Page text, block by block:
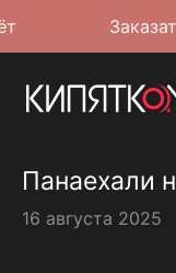
Заказать
Панаехали
16 августа 2025